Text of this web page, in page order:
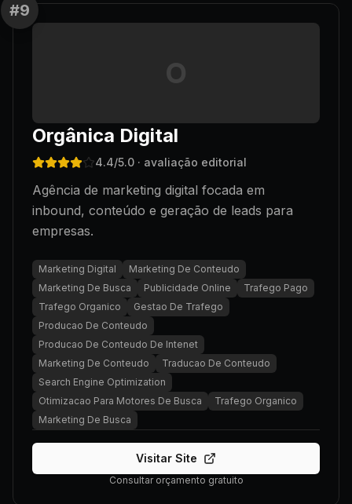
#9
O
Orgânica Digital
4.4/5.0 · avaliação editorial
Agência de marketing digital focada em
inbound, conteúdo e geração de leads para
empresas.
Marketing Digital
Marketing De Conteudo
Marketing De Busca
Publicidade Online
Trafego Pago
Trafego Organico
Gestao De Trafego
Producao De Conteudo
Producao De Conteudo De Intenet
Marketing De Conteudo
Traducao De Conteudo
Search Engine Optimization
Otimizacao Para Motores De Busca
Trafego Organico
Marketing De Busca
Visitar Site
Consultar orçamento gratuito